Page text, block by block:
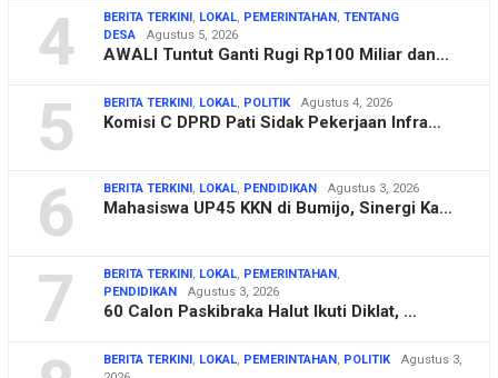
4 BERITA TERKINI, LOKAL, PEMERINTAHAN, TENTANG
DESA
Agustus 5, 2026
AWALI Tuntut Ganti Rugi Rp100 Miliar dan…
5 BERITA TERKINI, LOKAL, POLITIK Agustus 4, 2026
Komisi C DPRD Pati Sidak Pekerjaan Infra…
6 BERITA TERKINI, LOKAL, PENDIDIKAN Agustus 3, 2026
Mahasiswa UP45 KKN di Bumijo, Sinergi Ka…
7 BERITA TERKINI, LOKAL, PEMERINTAHAN,
PENDIDIKAN
Agustus 3, 2026
60 Calon Paskibraka Halut Ikuti Diklat, …
BERITA TERKINI, LOKAL, PEMERINTAHAN, POLITIK
Agustus 3,